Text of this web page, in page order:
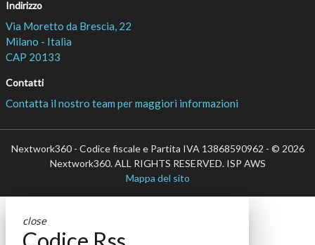
Indirizzo
Via Moretto da Brescia, 22
Milano - Italia
CAP 20133
Contatti
Contatta il nostro team per maggiori informazioni
Nextwork360 - Codice fiscale e Partita IVA 13868590962 - © 2026
Nextwork360. ALL RIGHTS RESERVED. ISP AWS
Mappa del sito
close